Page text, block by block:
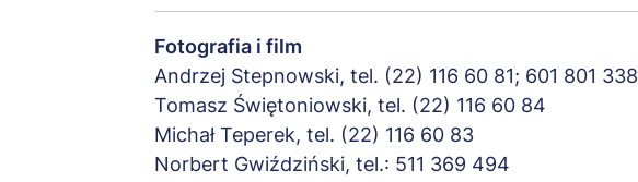
Fotografia i film
Andrzej Stepnowski, tel. (22) 116 60 81; 601 801 338
Tomasz Świętoniowski, tel. (22) 116 60 84
Michał Teperek, tel. (22) 116 60 83
Norbert Gwiździński, tel.: 511 369 494